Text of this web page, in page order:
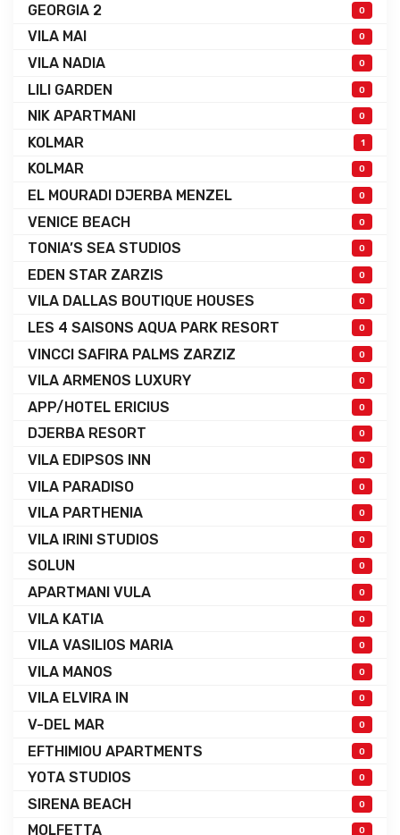
GEORGIA 2 0
VILA MAI 0
VILA NADIA 0
LILI GARDEN 0
NIK APARTMANI 0
KOLMAR 1
KOLMAR 0
EL MOURADI DJERBA MENZEL 0
VENICE BEACH 0
TONIA’S SEA STUDIOS 0
EDEN STAR ZARZIS 0
VILA DALLAS BOUTIQUE HOUSES 0
LES 4 SAISONS AQUA PARK RESORT 0
VINCCI SAFIRA PALMS ZARZIZ 0
VILA ARMENOS LUXURY 0
APP/HOTEL ERICIUS 0
DJERBA RESORT 0
VILA EDIPSOS INN 0
VILA PARADISO 0
VILA PARTHENIA 0
VILA IRINI STUDIOS 0
SOLUN 0
APARTMANI VULA 0
VILA KATIA 0
VILA VASILIOS MARIA 0
VILA MANOS 0
VILA ELVIRA IN 0
V-DEL MAR 0
EFTHIMIOU APARTMENTS 0
YOTA STUDIOS 0
SIRENA BEACH 0
MOLFETTA 0